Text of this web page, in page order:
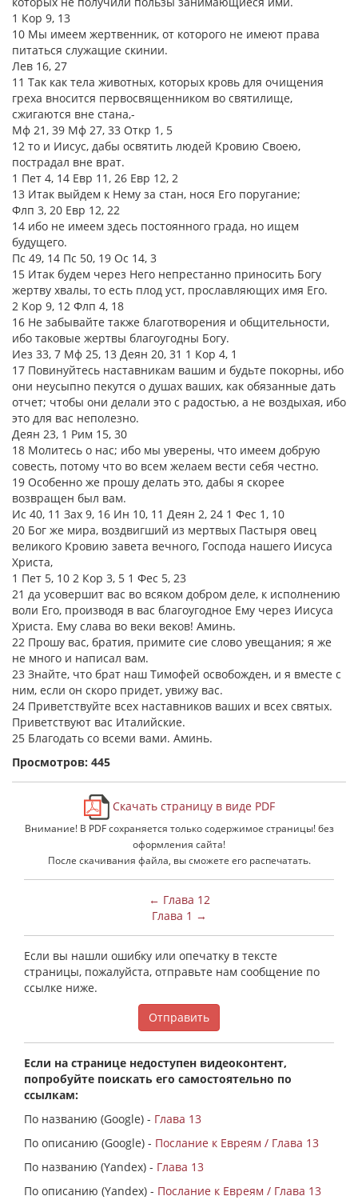
1 Кор 9, 13
10 Мы имеем жертвенник, от которого не имеют права
питаться служащие скинии.
Лев 16, 27
11 Так как тела животных, которых кровь для очищения
греха вносится первосвященником во святилище,
сжигаются вне стана,-
Мф 21, 39 Мф 27, 33 Откр 1, 5
12 то и Иисус, дабы освятить людей Кровию Своею,
пострадал вне врат.
1 Пет 4, 14 Евр 11, 26 Евр 12, 2
13 Итак выйдем к Нему за стан, нося Его поругание;
Флп 3, 20 Евр 12, 22
14 ибо не имеем здесь постоянного града, но ищем
будущего.
Пс 49, 14 Пс 50, 19 Ос 14, 3
15 Итак будем через Него непрестанно приносить Богу
жертву хвалы, то есть плод уст, прославляющих имя Его.
2 Кор 9, 12 Флп 4, 18
16 Не забывайте также благотворения и общительности,
ибо таковые жертвы благоугодны Богу.
Иез 33, 7 Мф 25, 13 Деян 20, 31 1 Кор 4, 1
17 Повинуйтесь наставникам вашим и будьте покорны, ибо
они неусыпно пекутся о душах ваших, как обязанные дать
отчет; чтобы они делали это с радостью, а не воздыхая, ибо
это для вас неполезно.
Деян 23, 1 Рим 15, 30
18 Молитесь о нас; ибо мы уверены, что имеем добрую
совесть, потому что во всем желаем вести себя честно.
19 Особенно же прошу делать это, дабы я скорее
возвращен был вам.
Ис 40, 11 Зах 9, 16 Ин 10, 11 Деян 2, 24 1 Фес 1, 10
20 Бог же мира, воздвигший из мертвых Пастыря овец
великого Кровию завета вечного, Господа нашего Иисуса
Христа,
1 Пет 5, 10 2 Кор 3, 5 1 Фес 5, 23
21 да усовершит вас во всяком добром деле, к исполнению
воли Его, производя в вас благоугодное Ему через Иисуса
Христа. Ему слава во веки веков! Аминь.
22 Прошу вас, братия, примите сие слово увещания; я же
не много и написал вам.
23 Знайте, что брат наш Тимофей освобожден, и я вместе с
ним, если он скоро придет, увижу вас.
24 Приветствуйте всех наставников ваших и всех святых.
Приветствуют вас Италийские.
25 Благодать со всеми вами. Аминь.
Просмотров: 445
Скачать страницу в виде PDF
Внимание! В PDF сохраняется только содержимое страницы! без
оформления сайта!
После скачивания файла, вы сможете его распечатать.
← Глава 12
Глава 1 →
Если вы нашли ошибку или опечатку в тексте
страницы, пожалуйста, отправьте нам сообщение по
ссылке ниже.
Отправить
Если на странице недоступен видеоконтент,
попробуйте поискать его самостоятельно по
ссылкам:
По названию (Google) - Глава 13
По описанию (Google) - Послание к Евреям / Глава 13
По названию (Yandex) - Глава 13
По описанию (Yandex) - Послание к Евреям / Глава 13